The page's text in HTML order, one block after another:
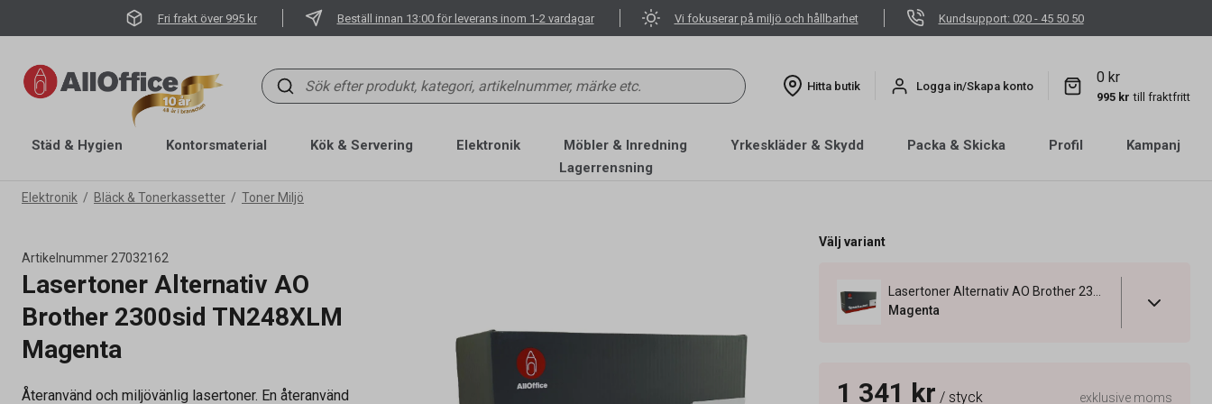
Fri frakt över 995 kr Beställ innan 13:00 för leverans inom 1-2 vardagar Vi fokuserar på miljö och hållbarhet Kundsupport: 020 - 45 50 50
Hitta butik Logga in/Skapa konto
0 kr
995 kr till fraktfritt
Städ & Hygien Kontorsmaterial Kök & Servering Elektronik Möbler & Inredning Yrkeskläder & Skydd Packa & Skicka Profil
Kampanj
Lagerrensning
Elektronik Bläck & Tonerkassetter Toner Miljö
Artikelnummer 27032162
Lasertoner Alternativ AO
Brother 2300sid TN248XLM
Magenta
Återanvänd och miljövänlig lasertoner. En återanvänd
Välj variant
Magenta
1 341 kr / styck exklusive moms